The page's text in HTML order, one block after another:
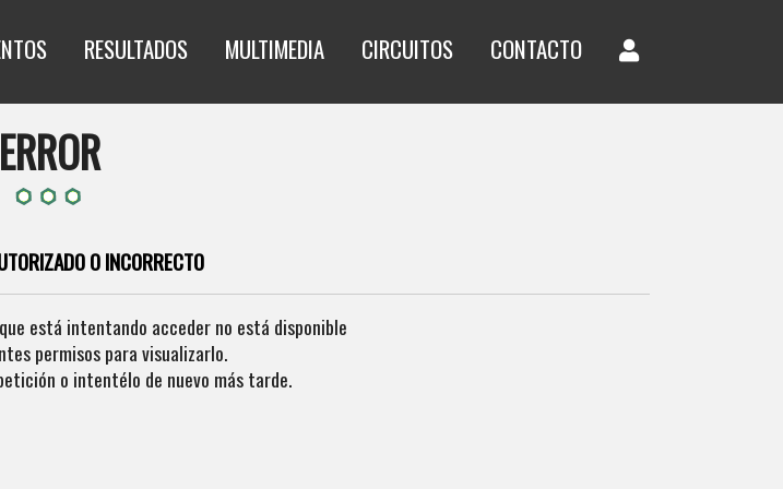
RESULTADOS MULTIMEDIA CIRCUITOS CONTACTO
ERROR
O INCORRECTO
está intentando acceder no está disponible
permisos para visualizarlo.
o intentélo de nuevo más tarde.